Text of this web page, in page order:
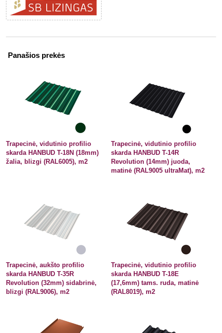
Panašios prekės
Trapecinė, vidutinio profilio
skarda HANBUD T-18N (18mm)
žalia, blizgi (RAL6005), m2
Trapecinė, vidutinio profilio
skarda HANBUD T-14R
Revolution (14mm) juoda,
matinė (RAL9005 ultraMat), m2
Trapecinė, aukšto profilio
skarda HANBUD T-35R
Revolution (32mm) sidabrinė,
blizgi (RAL9006), m2
Trapecinė, vidutinio profilio
skarda HANBUD T-18E
(17,6mm) tams. ruda, matinė
(RAL8019), m2